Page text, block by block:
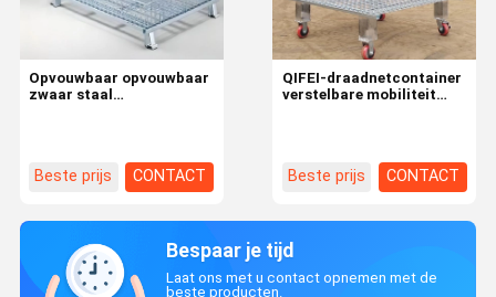
Opvouwbaar opvouwbaar
zwaar staal
Beste prijs CONTACT
QIFEI-draadnetcontainer
verstelbare mobiliteit
Beste prijs CONTACT
Bespaar je tijd
Laat ons met u contact opnemen met de
beste producten.